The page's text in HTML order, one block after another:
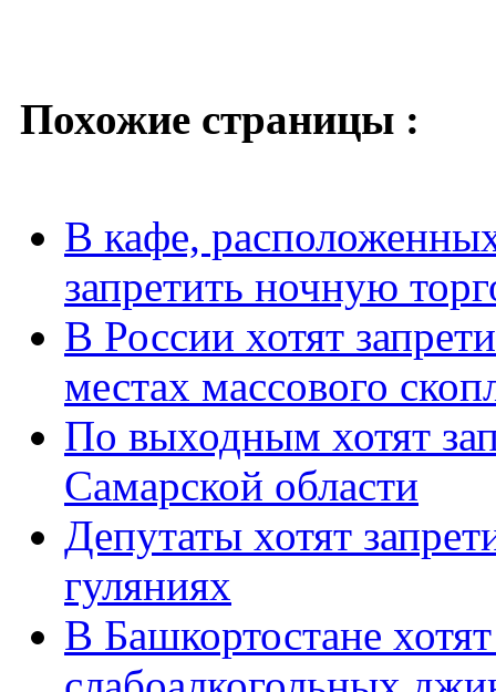
Похожие страницы :
В кафе,
запретить ночную
В России хотят
местах массового
По выходным хотят
Самарской области
Депутаты хотят
гуляниях
В Башкортостане